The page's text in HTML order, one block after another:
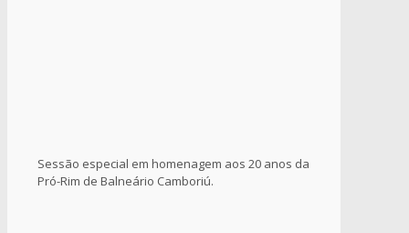
Sessão especial em homenagem aos 20 anos da
Pró-Rim de Balneário Camboriú.